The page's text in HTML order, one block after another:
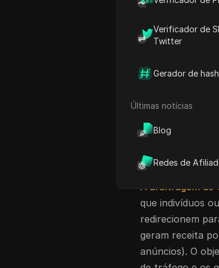
Verificador de
Twitter
Gerador de
Últimas notícias
Blog
Redes de
Para garantir
de arbitragem
com eficácia
tráfego em
O que é
A arbitragem de
que indivíduos
redirecionem
geram receita
anúncios). O